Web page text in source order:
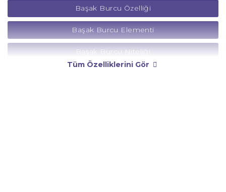
Başak Burcu Özelliği
Başak Burcu Elementi
Başak Burcu Niteliği
Tüm Özelliklerini Gör